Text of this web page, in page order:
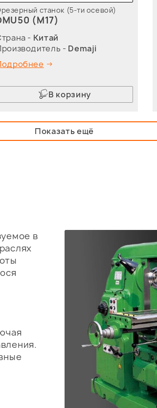
станок (5-ти осевой)
(M17)
- Китай
- Demaji
В корзину
Показать ещё
в